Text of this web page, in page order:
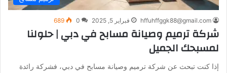
hffuhffggk88@gmail.com فبراير 5, 2025 0
689
شركة ترميم وصيانة مسابح في دبي | حلولنا
لمسبحك الجميل
إذا كنت تبحث عن شركة ترميم وصيانة مسابح في دبي، فشركة رائدة